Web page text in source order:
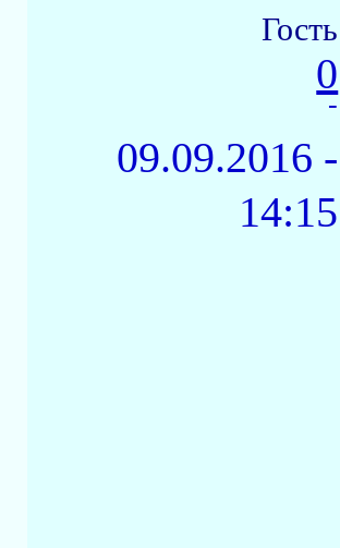
Гость
0
-
09.09.2016 -
14:15